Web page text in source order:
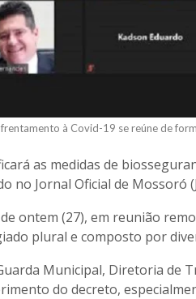
à Covid-19 se reúne de
as medidas de
no Jornal Oficial de Mossoró
ontem (27), em reunião
plural e composto por
Municipal, Diretoria
do decreto,